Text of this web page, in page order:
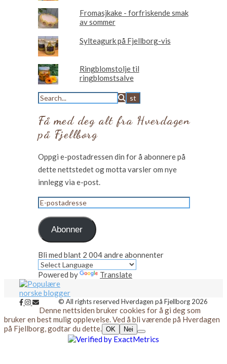
Fromasjkake - forfriskende smak
av sommer
Sylteagurk på Fjellborg-vis
Ringblomstolje til
ringblomstsalve
Få med deg alt fra Hverdagen
på Fjellborg
Oppgi e-postadressen din for å abonnere på
dette nettstedet og motta varsler om nye
innlegg via e-post.
E-
postadresse
Abonner
Bli med blant 2 004 andre abonnenter
Powered by Translate
© All rights reserved Hverdagen på Fjellborg 2026
Denne nettsiden bruker cookies for å gi deg som
bruker en best mulig opplevelse. Ved å bli værende på Hverdagen
på Fjellborg, godtar du dette. OK Nei